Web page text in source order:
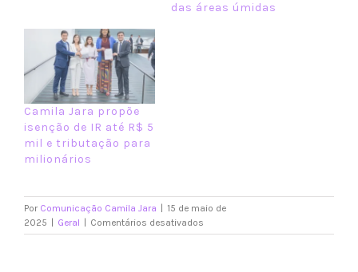
das áreas úmidas
Camila Jara propõe
isenção de IR até R$ 5
mil e tributação para
milionários
Por Comunicação Camila Jara
15 de maio de
2025
Geral Comentários desativados
Camila